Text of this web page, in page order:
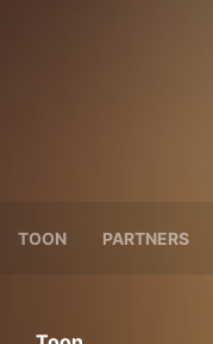
TOON PARTNERS